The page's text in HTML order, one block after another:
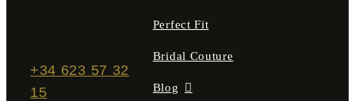
+34 623 57 32
15
Perfect Fit
Bridal Couture
Blog